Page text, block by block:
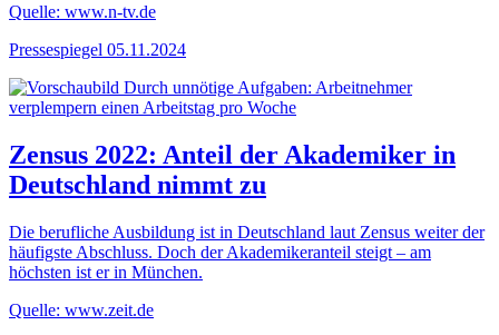
Quelle: www.n-tv.de
Pressespiegel 05.11.2024
Zensus 2022: Anteil der Akademiker in
Deutschland nimmt zu
Die berufliche Ausbildung ist in Deutschland laut Zensus weiter der
häufigste Abschluss. Doch der Akademikeranteil steigt – am
höchsten ist er in München.
Quelle: www.zeit.de